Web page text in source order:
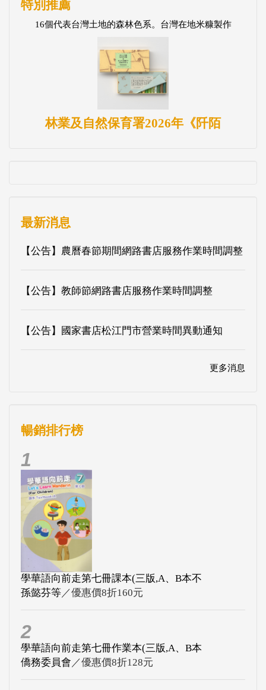
特別推薦
16個代表台灣土地的森林色系。台灣在地米糠製作
林業及自然保育署2026年《阡陌
最新消息
【公告】農曆春節期間網路書店服務作業時間調整
【公告】教師節網路書店服務作業時間調整
【公告】國家書店松江門市營業時間異動通知
更多消息
暢銷排行榜
1
學華語向前走第七冊課本(三版,A、B本不
孫懿芬等／優惠價8折160元
2
學華語向前走第七冊作業本(三版,A、B本
僑務委員會 ／優惠價8折128元